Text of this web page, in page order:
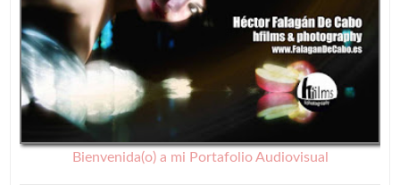
Bienvenida(o) a mi Portafolio Audiovisual